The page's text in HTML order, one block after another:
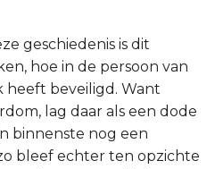
geschiedenis is dit
hoe in de persoon van
heeft beveiligd. Want
lag daar als een dode
binnenste nog een
bleef echter ten opzichte